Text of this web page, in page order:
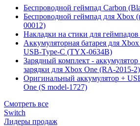
Беспроводной геймпад Carbon
Беспроводной геймпад для Xbox
00012)
Накладки на стики для
Аккумуляторная батарея для
USB-Type-C (TYX-0634B)
Зарядный комплект -
зарядки для Xbox One (RA-2015-2)
Оригинальный аккумулятор +
One (S model-1727)
Смотреть все
Switch
Лидеры продаж